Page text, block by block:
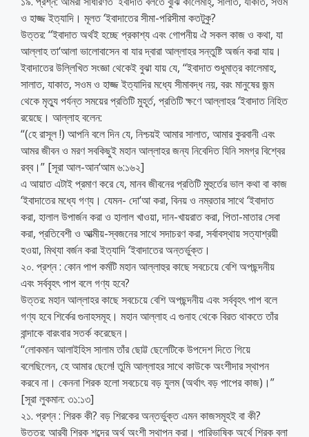
ও হাজ্জ ইত্যাদি। মূলত ‘ইবাদাতের সীমা-পরিসীমা কতটুকু?
উত্তর: ‘‘ইবাদাত অর্থই হচ্ছে প্রকাশ্য এবং গোপনীয় ঐ সকল কাজ ও কথা, যা
আল্লাহ তা‘আলা ভালোবাসেন বা যার দ্বারা আল্লাহর সন্তুষ্টি অর্জন করা যায়।
ইবাদাতের উল্লিখিত সংজ্ঞা থেকেই বুঝা যায় যে, ‘‘ইবাদাত শুধুমাত্র কালেমাহ,
সালাত, যাকাত, সওম ও হাজ্জ ইত্যাদির মধ্যে সীমাবদ্ধ নয়, বরং মানুষের জন্ম
থেকে মৃত্যু পর্যন্ত সময়ের প্রতিটি মুহূর্ত, প্রতিটি ক্ষণে আল্লাহর ‘ইবাদাত নিহিত
রয়েছে। আল্লাহ বলেন:
“(হে রাসূল !) আপনি বলে দিন যে, নিশ্চয়ই আমার সালাত, আমার কুরবানী এবং
আমর জীবন ও মরণ সবকিছুই মহান আল্লাহর জন্য নিবেদিত যিনি সমগ্র বিশ্বের
রব্ব।” [সূরা আল-আন‘আম ৬:১৬২]
এ আয়াত এটাই প্রমাণ করে যে, মানব জীবনের প্রতিটি মুহুর্তের ভাল কথা বা কাজ
‘ইবাদাতের মধ্যে গণ্য। যেমন- দো‘আ করা, বিনয় ও নম্রতার সাথে ‘ইবাদাত
করা, হালাল উপার্জন করা ও হালাল খাওয়া, দান-খায়রাত করা, পিতা-মাতার সেবা
করা, প্রতিবেশী ও আত্মীয়-স্বজনের সাথে সদাচরণ করা, সর্বাবস্থায় সত্যাশ্রয়ী
হওয়া, মিথ্যা বর্জন করা ইত্যাদি ‘ইবাদাতের অন্তর্ভুক্ত।
২০. প্রশ্ন : কোন পাপ কর্মটি মহান আল্লাহুর কাছে সবচেয়ে বেশি অপছন্দনীয়
এবং সর্ববৃহৎ পাপ বলে গণ্য হবে?
উত্তর: মহান আল্লাহর কাছে সবচেয়ে বেশি অপছন্দনীয় এবং সর্ববৃহৎ পাপ বলে
গণ্য হবে শির্কের গুনাহসমূহ। মহান আল্লাহ এ গুনাহ থেকে বিরত থাকতে তাঁর
বান্দাকে বারংবার সতর্ক করেছেন।
‘‘লোকমান আলাইহিস সালাম তাঁর ছোট্ট ছেলেটিকে উপদেশ দিতে গিয়ে
বলেছিলেন, হে আমার ছেলে! তুমি আল্লাহর সাথে কাউকে অংশীদার স্থাপন
করবে না। কেননা শিরক হলো সবচেয়ে বড় যুলম (অর্থাৎ বড় পাপের কাজ)।”
[সূরা লুকমান: ৩১:১৩]
২১. প্রশ্ন : শিরক কী? বড় শিরকের অন্তর্ভুক্ত এমন কাজসমূহই বা কী?
উত্তর: আরবী শিরক শব্দের অর্থ অংশী স্থাপন করা। পারিভাষিক অর্থে শিরক বলা